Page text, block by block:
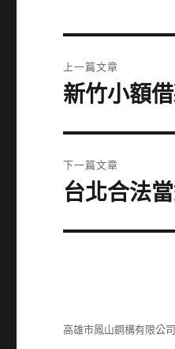
章
上一篇文章
上
篇
文
章:
新竹小額
下一篇文章
下
篇
台北合法
高雄市鳳山鋼構有限公司